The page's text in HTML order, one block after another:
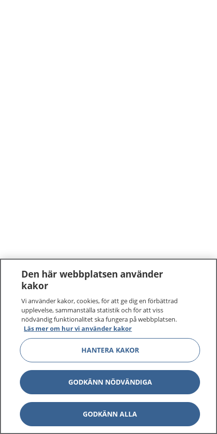
Den här webbplatsen använder
kakor
Vi använder kakor, cookies, för att ge dig en förbättrad
upplevelse, sammanställa statistik och för att viss
nödvändig funktionalitet ska fungera på webbplatsen.
Läs mer om hur vi använder kakor
HANTERA KAKOR
GODKÄNN NÖDVÄNDIGA
GODKÄNN ALLA